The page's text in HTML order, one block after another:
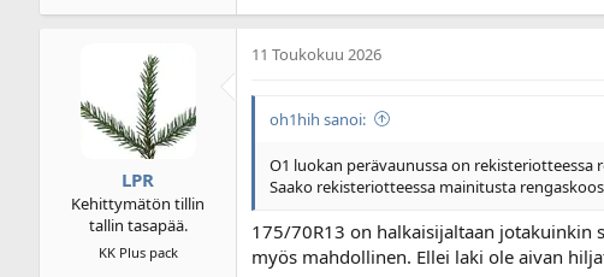
LPR
Kehittymätön tillin
tallin tasapää.
KK Plus pack
11 Toukokuu 2026
oh1hih sanoi:
O1 luokan perävaunussa on rekisteriotteessa
Saako rekisteriotteessa mainitusta
175/70R13 on halkaisijaltaan jotakuinkin
myös mahdollinen. Ellei laki ole aivan